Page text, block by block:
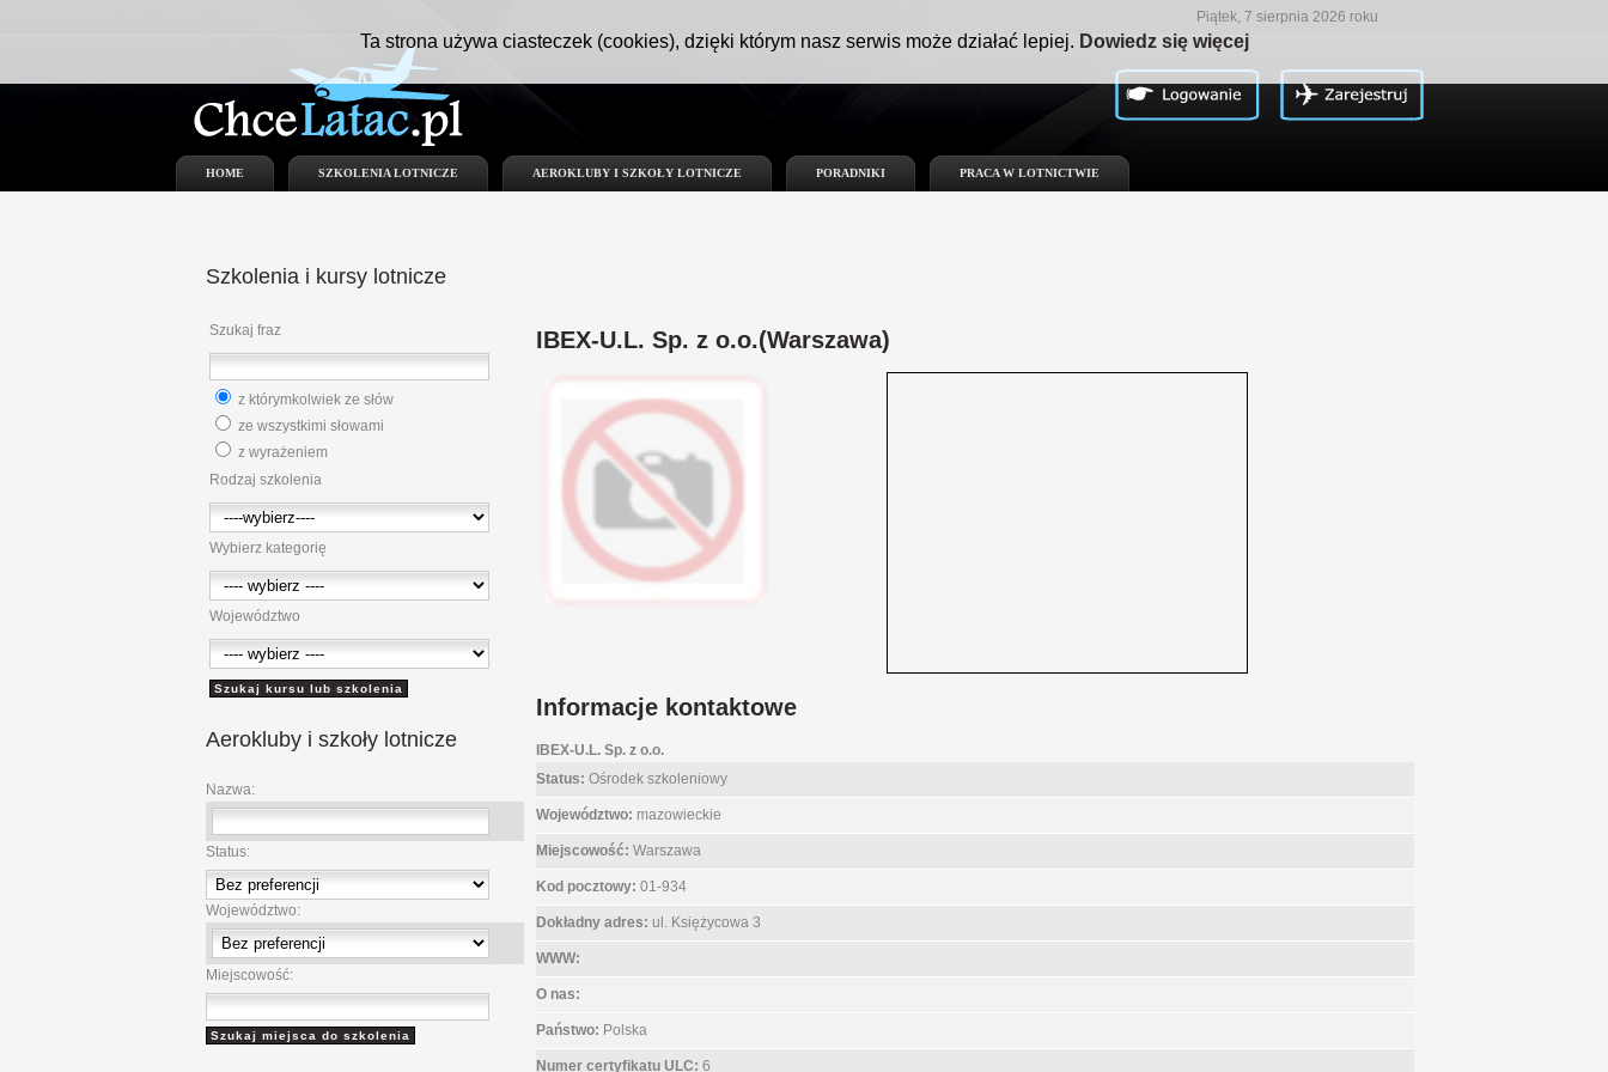
Piątek, 7 sierpnia 2026 roku
HOME SZKOLENIA LOTNICZE AEROKLUBY I SZKOŁY LOTNICZE PORADNIKI PRACA W LOTNICTWIE
Szkolenia i kursy lotnicze
Szukaj fraz
z którymkolwiek ze słów
ze wszystkimi słowami
z wyrażeniem
Rodzaj szkolenia
Wybierz kategorię
Województwo
Aerokluby i szkoły lotnicze
Nazwa:
Status:
Województwo:
Miejscowość:
IBEX-U.L. Sp. z o.o.(Warszawa)
Informacje kontaktowe
IBEX-U.L. Sp. z o.o.
Status: Ośrodek szkoleniowy
Województwo: mazowieckie
Miejscowość: Warszawa
Kod pocztowy: 01-934
Dokładny adres: ul. Księżycowa 3
WWW:
O nas:
Państwo: Polska
Numer certyfikatu ULC: 6
Ta strona używa ciasteczek (cookies), dzięki którym nasz serwis może działać lepiej. Dowiedz się więcej